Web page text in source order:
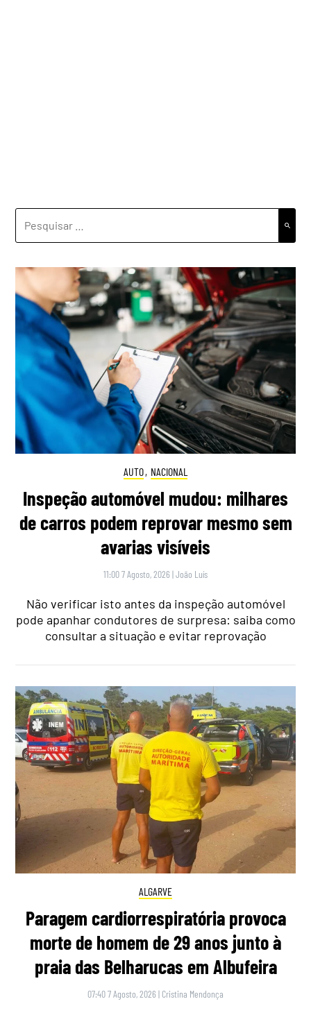
AUTO, NACIONAL
Inspeção automóvel mudou: milhares
de carros podem reprovar mesmo sem
avarias visíveis
11:00 7 Agosto, 2026 |João Luís
Não verificar isto antes da inspeção automóvel
pode apanhar condutores de surpresa: saiba como
consultar a situação e evitar reprovação
ALGARVE
Paragem cardiorrespiratória provoca
morte de homem de 29 anos junto à
praia das Belharucas em Albufeira
07:40 7 Agosto, 2026 | Cristina Mendonça